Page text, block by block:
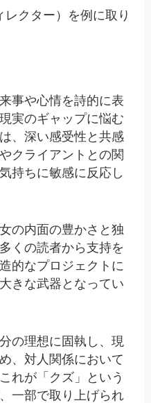
クター）を例に取り
事や心情を詩的に表
実のギャップに悩む
、深い感受性と共感
クライアントとの関
持ちに敏感に反応し
の内面の豊かさと独
くの読者から支持を
的なプロジェクトに
きな武器となってい
の理想に固執し、現
、対人関係において
れが「クズ」という
一部で取り上げられ